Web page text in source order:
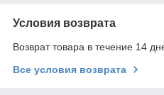
Условия возврата
Возврат товара в течение 14
Все условия возврата